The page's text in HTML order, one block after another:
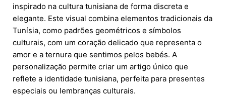
inspirado na cultura tunisiana de forma discreta e
elegante. Este visual combina elementos tradicionais da
Tunísia, como padrões geométricos e símbolos
culturais, com um coração delicado que representa o
amor e a ternura que sentimos pelos bebés. A
personalização permite criar um artigo único que
reflete a identidade tunisiana, perfeita para presentes
especiais ou lembranças culturais.